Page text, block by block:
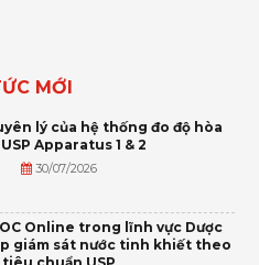
MỚI
lý của hệ thống đo độ hòa
Apparatus 1 & 2
30/07/2026
Online trong lĩnh vực Dược
giám sát nước tinh khiết theo